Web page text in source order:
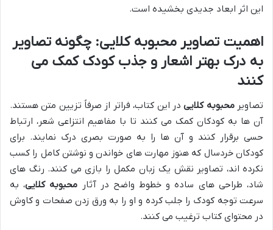
این اثر ابعاد جدیدی بخشیده است.
اهمیت تصاویر محبوبه کلایی: چگونه تصاویر
به درک بهتر اشعار و جذب کودک کمک می
کنند
تصاویرمحبوبه کلاییدر این کتاب، فراتر از صرفاً تزیین متن هستند.
آن ها به کودکان کمک می کنند تا با مفاهیم انتزاعی شعر، ارتباط
حسی برقرار کنند و آن ها را به صورت بصری درک نمایند. برای
کودکان خردسال که هنوز مهارت های خواندن و نوشتن کامل را کسب
نکرده اند، تصاویر نقش یک زبان مکمل را بازی می کنند. رنگ های
شاد، طراحی های ساده و خطوط واضح در آثار محبوبه کلایی، به
سرعت توجه کودک را جلب کرده و او را به ورق زدن صفحات و کاوش
در محتوای کتاب ترغیب می کنند.